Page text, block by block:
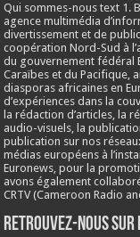
Qui sommes-nous text 1.
agence multimédia
divertissement et de
coopération Nord-Sud à
du gouvernement fédéral
Caraïbes et du Pacifique,
diasporas africaines en
d’expériences dans la
la rédaction d’articles, la
audio-visuels, la
publication sur nos
médias européens à
Euronews, pour la
avons également
CRTV (Cameroon Radio
Retrouvez-nous sur